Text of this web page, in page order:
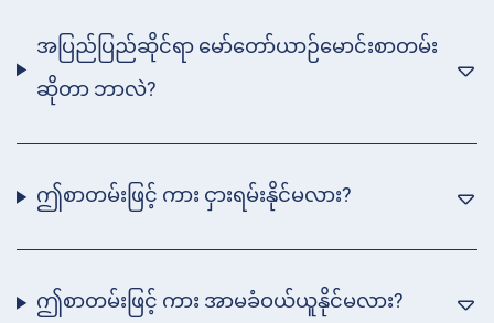
အပြည်ပြည်ဆိုင်ရာ မော်တော်ယာဉ်မောင်းစာတမ်း
ဆိုတာ ဘာလဲ?
ဤစာတမ်းဖြင့် ကား ငှားရမ်းနိုင်မလား?
ဤစာတမ်းဖြင့် ကား အာမခံဝယ်ယူနိုင်မလား?